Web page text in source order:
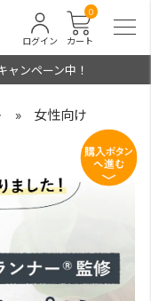
カート
0
ログイン
ャンペーン中！
» 女性向け